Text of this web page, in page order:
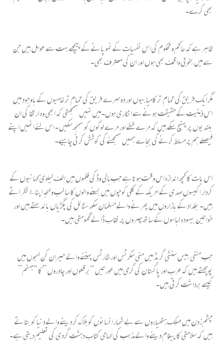
بھی کرے۔
ظاہر ہے کہ حاکم و محکوم کی اس نفسیات کے نمو پانے کے پیچھے بہت سے عوامل ہیں جن
سے میں بخوبی واقف بھی ہوں اور ان کی معترف بھی۔
مگر ایک فریق کی تمام تر کامیابیوں اور دوسرے فریق کی تمام تر خامیوں کے باوجود میں
اس ذہنیت کے حقیقت ہونے سے انکاری ہوں۔میں نہیں سمجھتی کہ ابھی وہ ارتقا کی ان
بلندیوں پر پہنچ سکے ہیں کہ مرے خطے اور مرے لوگوں کو سمجھ سکیں ۔ اس لئے انھیں اپنے
فیصلے ہم پر مسلط کرنے کی بجاے ہمیں سمجھنے کی کوشش کرنی چاہیے۔
اس بات کا کچھ اندازہ اس وقت ہوتا ہے جب ہالی وڈ کی فلموں میں الف لیلوی کہانیوں کے
کردار اکیسوں صدی کے امریکہ کے گلی کوچوں میں بسنے والوں کا سا لب و لہجہ اپناۓ نظر اتے
ہیں۔ بغداد کے بازاروں میں پھرنے والے مسلمان سکھ سٹائل کی پگڑیاں باندھتے ہیں اور
خواتین بیہودہ لباسوں کے ساتھ چہروں پر نقاب ڈالے گھومتی ہیں۔
جب منفی بیس سنٹی گریڈ میں منی سکرٹس اور شارٹس پہننے والے حیران کن لہجوں میں
پوچھتے ہیں کہ عرب اور پاکستان کی گرمی میں عورتیں “برقعوں اور چادروں ” کا “جہنم”
کیسے برداشت کرتی ہیں۔
چشم زدن میں مہلک ہتھیاروں سے بے شمار انسانوں کو ہلاک کر دینے والے دنیا کو بتاتے
ہیں کہ سلامتی کا پیغام دینے والے مذہب کی الہامی کتاب دہشت گردی کی تعلیم دیتی ہے۔